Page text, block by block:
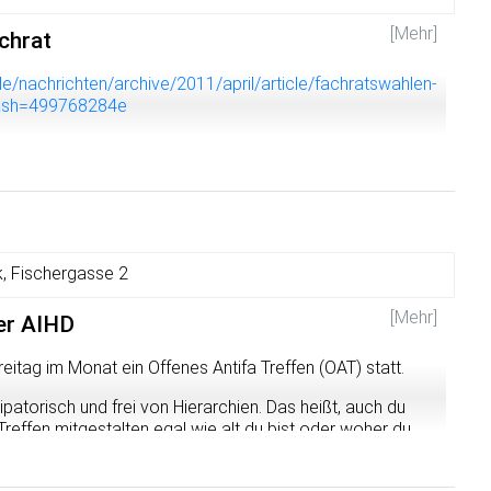
[Mehr]
nachrichten/archive/2011/april/article/fachratswahlen-
Fischergasse 2
[Mehr]
AIHD
im Monat ein Offenes Antifa Treffen (OAT) statt.
und frei von Hierarchien. Das heißt, auch du
mitgestalten egal wie alt du bist oder woher du